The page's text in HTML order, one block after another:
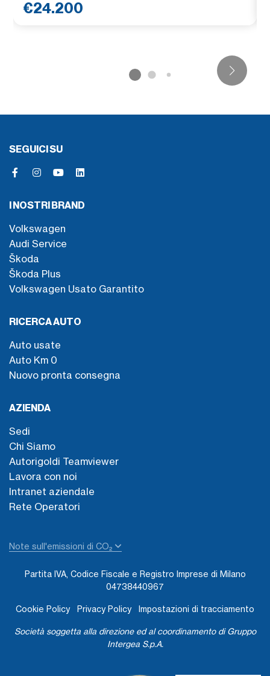
€24.200
SEGUICI SU
I NOSTRI BRAND
Volkswagen
Audi Service
Škoda
Škoda Plus
Volkswagen Usato Garantito
RICERCA AUTO
Auto usate
Auto Km 0
Nuovo pronta consegna
AZIENDA
Sedi
Chi Siamo
Autorigoldi Teamviewer
Lavora con noi
Intranet aziendale
Rete Operatori
Note sull'emissioni di CO₂
Partita IVA, Codice Fiscale e Registro Imprese di Milano
04738440967
Cookie Policy Privacy Policy Impostazioni di tracciamento
Società soggetta alla direzione ed al coordinamento di Gruppo
Intergea S.p.A.